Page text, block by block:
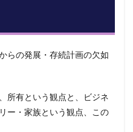
らの発展・存続計画の欠如
所有という観点と、ビジネ
ー・家族という観点、この